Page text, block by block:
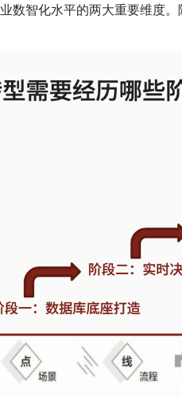
数智化水平的两大重要维度